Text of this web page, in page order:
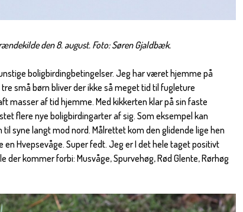
den 8. august. Foto: Søren Gjaldbæk.
boligbirdingbetingelser. Jeg har været hjemme på
små børn bliver der ikke så meget tid til fugleture
masser af tid hjemme. Med kikkerten klar på sin faste
flere nye boligbirdingarter af sig. Som eksempel kan
syne langt mod nord. Målrettet kom den glidende lige hen
Hvepsevåge. Super fedt. Jeg er I det hele taget positivt
der kommer forbi: Musvåge, Spurvehøg, Rød Glente, Rørhøg